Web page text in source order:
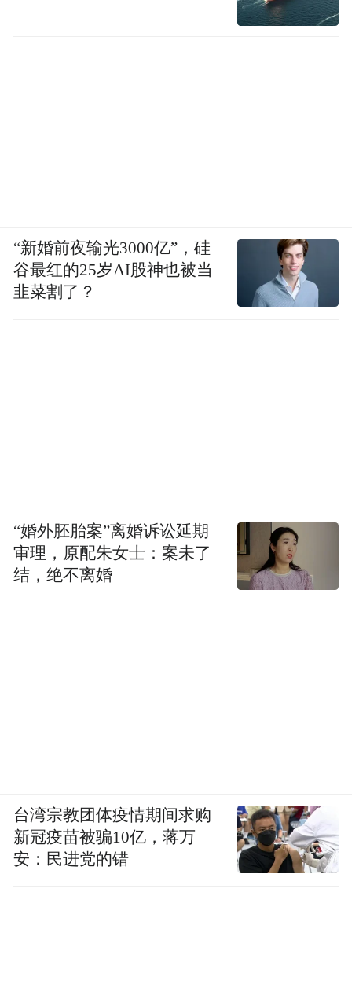
“新婚前夜输光3000亿”，硅
谷最红的25岁AI股神也被当
韭菜割了？
“婚外胚胎案”离婚诉讼延期
审理，原配朱女士：案未了
结，绝不离婚
台湾宗教团体疫情期间求购
新冠疫苗被骗10亿，蒋万
安：民进党的错